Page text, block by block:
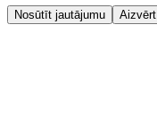
Nosūtīt jautājumu Aizvērt